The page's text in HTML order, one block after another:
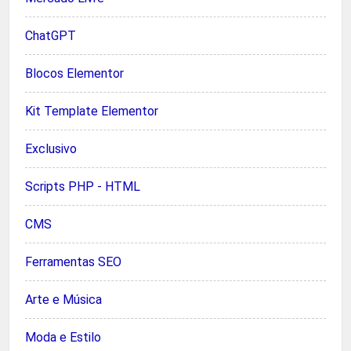
ChatGPT
Blocos Elementor
Kit Template Elementor
Exclusivo
Scripts PHP - HTML
CMS
Ferramentas SEO
Arte e Música
Moda e Estilo